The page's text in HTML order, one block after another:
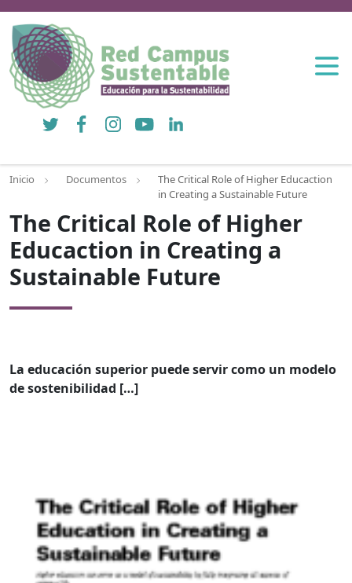
Twitter FacebookInstagramYouTubeLinkedIn
Inicio Documentos
The Critical Role of Higher Educaction
in Creating a Sustainable Future
The Critical Role of Higher
Educaction in Creating a
Sustainable Future
La educación superior puede servir como un modelo
de sostenibilidad […]